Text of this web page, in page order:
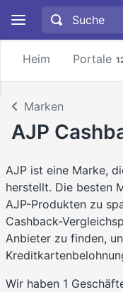
Heim Portale
Marken
AJP
AJP ist eine Marke,
herstellt. Die besten
AJP-Produkten zu
Cashback-
Anbieter zu finden,
Wir haben 1